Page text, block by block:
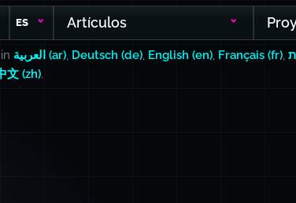
ES Artículos
العربية (ar) Deutsch (de) English (en) Français (fr)
文 (zh).